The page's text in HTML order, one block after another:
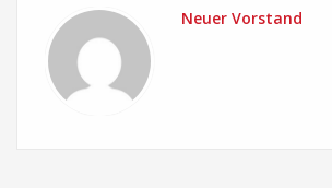
Neuer Vorstand